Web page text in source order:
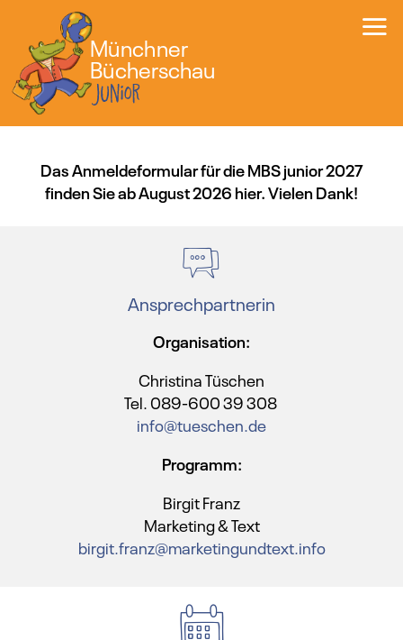
Münchner
Bücherschau
Das Anmeldeformular für die MBS junior 2027
finden Sie ab August 2026 hier. Vielen Dank!
Ansprechpartnerin
Organisation:
Christina Tüschen
Tel. 089-600 39 308
info@tueschen.de
Programm:
Birgit Franz
Marketing & Text
birgit.franz@marketingundtext.info